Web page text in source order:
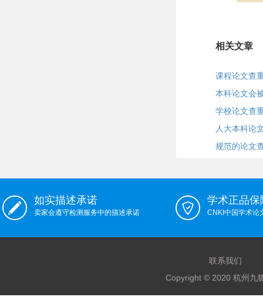
相关文章
课程论文查
本科论文会
学校论文查
人大本科论
规范的论文
如实描述承诺
卖家会遵守检测服务中的描述承诺
学术正品保
CNKI中国学术论
联系我们
Copyright © 2020 杭州九